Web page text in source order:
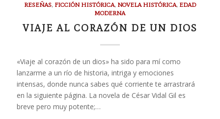
RESEÑAS, FICCIÓN HISTÓRICA, NOVELA HISTÓRICA, EDAD
MODERNA
VIAJE AL CORAZÓN DE UN DIOS
«Viaje al corazón de un dios» ha sido para mí como
lanzarme a un río de historia, intriga y emociones
intensas, donde nunca sabes qué corriente te arrastrará
en la siguiente página. La novela de César Vidal Gil es
breve pero muy potente;…